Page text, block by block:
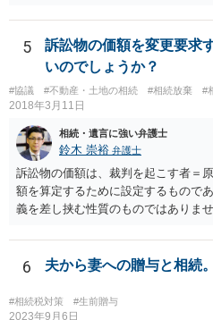
払い義務があります。
5
訴訟物の価額を変更要求
いのでしょうか？
#協議 #不動産・土地の相続 #相続放棄 #
2018年3月11日
相続・遺言に強い弁護士
鈴木 崇裕 弁護士
訴訟物の価額は、裁判を起こす者＝
額を算定するために設定するもので
義を差し挟む性質のものではありま
したとしても、変更されることはあ
6 夫から妻への贈与と相続。
#相続税対策 #生前贈与
2023年9月6日